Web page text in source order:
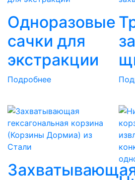
Одноразовые
сачки для
экстракции
Подробнее